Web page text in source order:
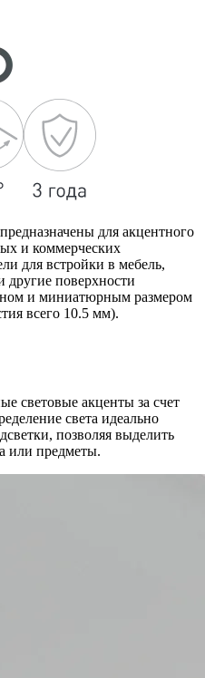
для акцентного
и коммерческих
для встройки в мебель,
другие поверхности
и миниатюрным размером
всего 10.5 мм).
световые акценты за счет
света идеально
позволяя выделить
или предметы.